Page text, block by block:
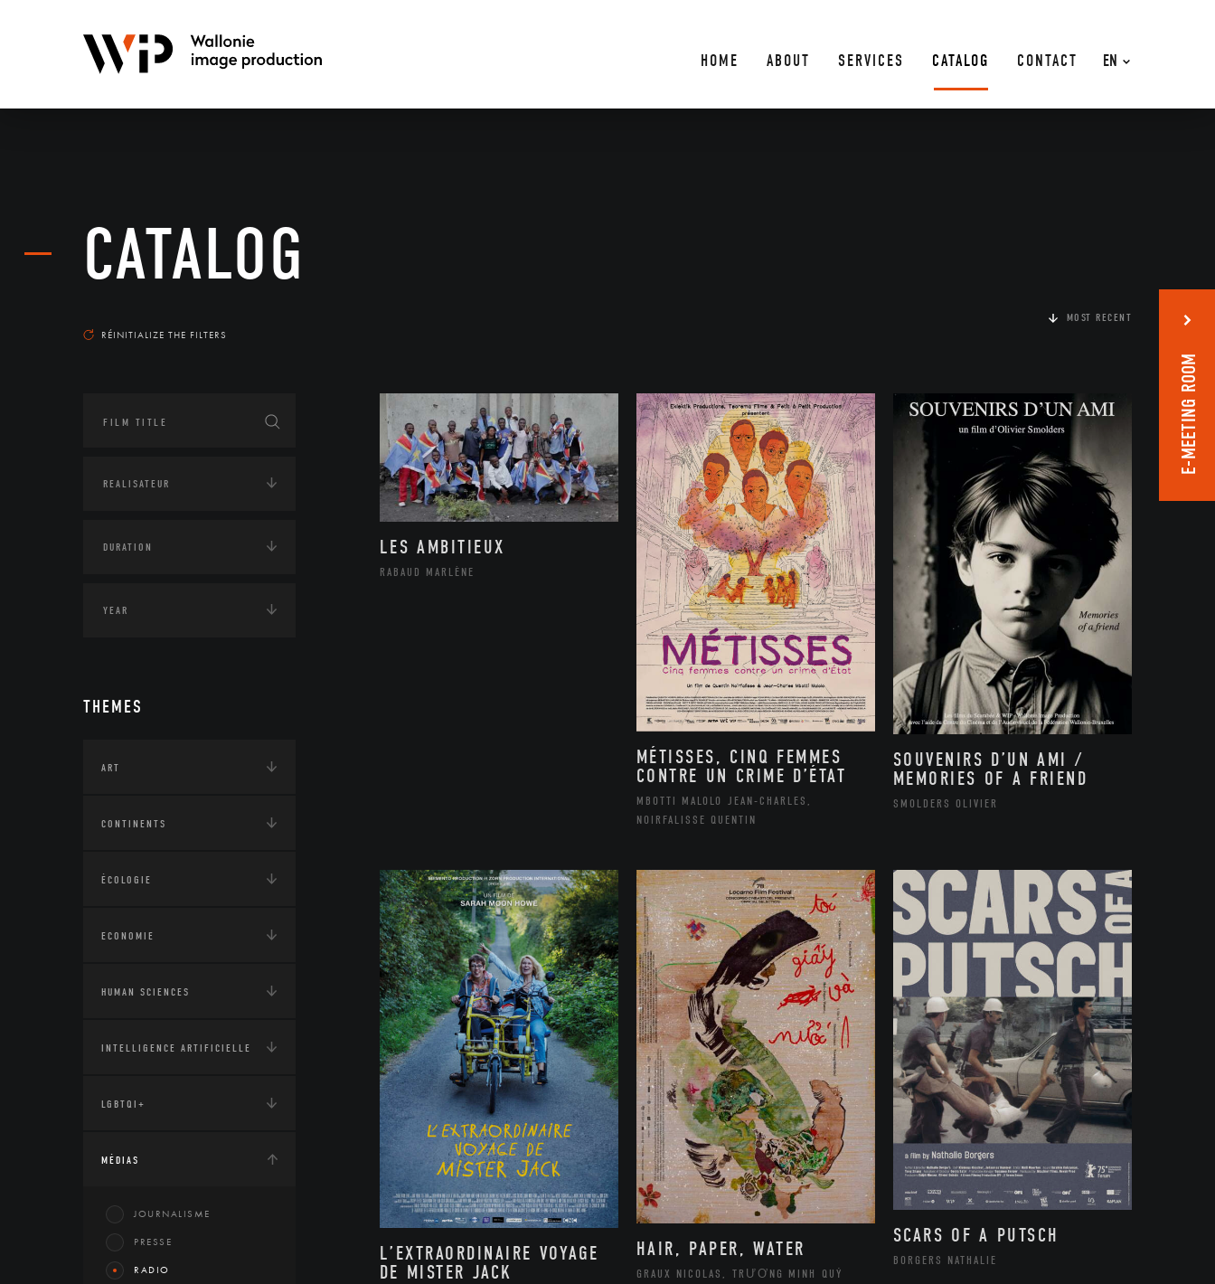
EN
HOME ABOUT SERVICES CATALOG CONTACT
CATALOG
RÉINITIALIZE THE FILTERS
THEMES
ART
CONTINENTS
ÉCOLOGIE
ECONOMIE
HUMAN SCIENCES
INTELLIGENCE ARTIFICIELLE
LGBTQI+
MÉDIAS
JOURNALISME
PRESSE
RADIO
MOST RECENT
LES AMBITIEUX
RABAUD MARLÈNE
MÉTISSES, CINQ FEMMES
CONTRE UN CRIME D’ÉTAT
MBOTTI MALOLO JEAN-CHARLES,
NOIRFALISSE QUENTIN
SOUVENIRS D’UN AMI /
MEMORIES OF A FRIEND
SMOLDERS OLIVIER
L’EXTRAORDINAIRE VOYAGE
DE MISTER JACK
HAIR, PAPER, WATER
GRAUX NICOLAS, TRƯƠNG MINH QUÝ
SCARS OF A PUTSCH
BORGERS NATHALIE
E-MEETING ROOM